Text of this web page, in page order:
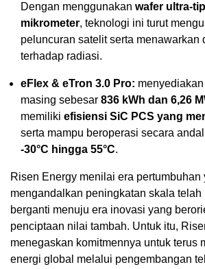
Dengan menggunakan wafer ultra-
mikrometer, teknologi ini turut
peluncuran satelit serta menawarkan
terhadap radiasi.
eFlex & eTron 3.0 Pro:
masing sebesar 836 kWh dan 6,26
memiliki efisiensi SiC PCS yang
serta mampu beroperasi secara
-30°C hingga 55°C.
Risen Energy menilai era pertumbuhan
mengandalkan peningkatan skala telah
berganti menuju era inovasi yang
penciptaan nilai tambah. Untuk itu,
menegaskan komitmennya untuk terus
energi global melalui pengembangan